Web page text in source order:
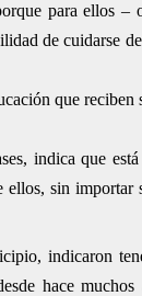
para ellos –
de cuidarse
que reciben
indica que
sin
indicaron
hace